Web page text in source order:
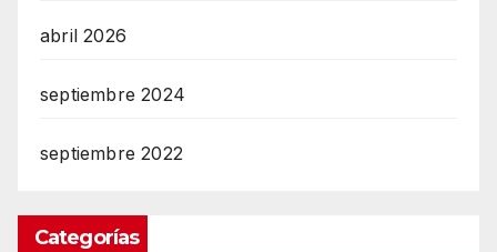
abril 2026
septiembre 2024
septiembre 2022
Categorías